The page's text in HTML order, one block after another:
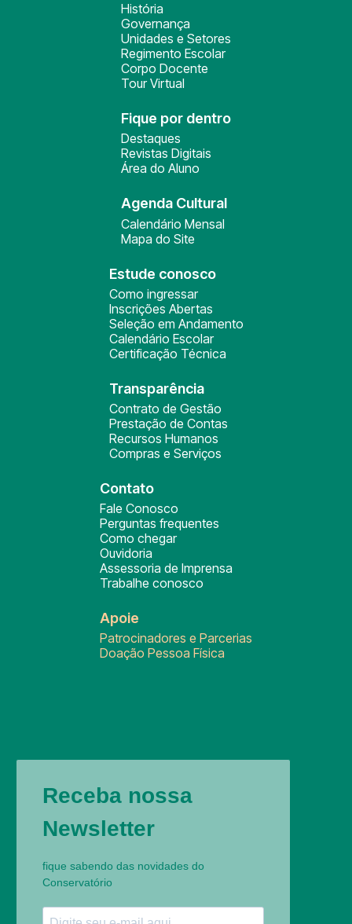
História
Governança
Unidades e Setores
Regimento Escolar
Corpo Docente
Tour Virtual
Fique por dentro
Destaques
Revistas Digitais
Área do Aluno
Agenda Cultural
Calendário Mensal
Mapa do Site
Estude conosco
Como ingressar
Inscrições Abertas
Seleção em Andamento
Calendário Escolar
Certificação Técnica
Transparência
Contrato de Gestão
Prestação de Contas
Recursos Humanos
Compras e Serviços
Contato
Fale Conosco
Perguntas frequentes
Como chegar
Ouvidoria
Assessoria de Imprensa
Trabalhe conosco
Apoie
Patrocinadores e Parcerias
Doação Pessoa Física